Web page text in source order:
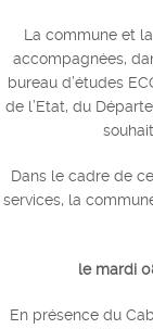
La commune et
accompagnées,
bureau d’études
de l’Etat, du
Dans le cadre de
services, la
le mardi
En présence du